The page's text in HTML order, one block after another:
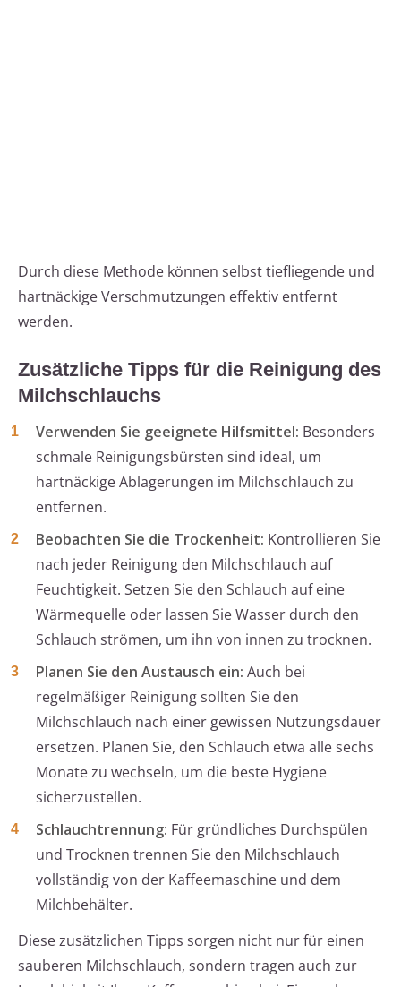
Durch diese Methode können selbst tiefliegende und
hartnäckige Verschmutzungen effektiv entfernt
werden.
Zusätzliche Tipps für die Reinigung des
Milchschlauchs
Verwenden Sie geeignete Hilfsmittel: Besonders
schmale Reinigungsbürsten sind ideal, um
hartnäckige Ablagerungen im Milchschlauch zu
entfernen.
Beobachten Sie die Trockenheit: Kontrollieren Sie
nach jeder Reinigung den Milchschlauch auf
Feuchtigkeit. Setzen Sie den Schlauch auf eine
Wärmequelle oder lassen Sie Wasser durch den
Schlauch strömen, um ihn von innen zu trocknen.
Planen Sie den Austausch ein: Auch bei
regelmäßiger Reinigung sollten Sie den
Milchschlauch nach einer gewissen Nutzungsdauer
ersetzen. Planen Sie, den Schlauch etwa alle sechs
Monate zu wechseln, um die beste Hygiene
sicherzustellen.
Schlauchtrennung: Für gründliches Durchspülen
und Trocknen trennen Sie den Milchschlauch
vollständig von der Kaffeemaschine und dem
Milchbehälter.
Diese zusätzlichen Tipps sorgen nicht nur für einen
sauberen Milchschlauch, sondern tragen auch zur